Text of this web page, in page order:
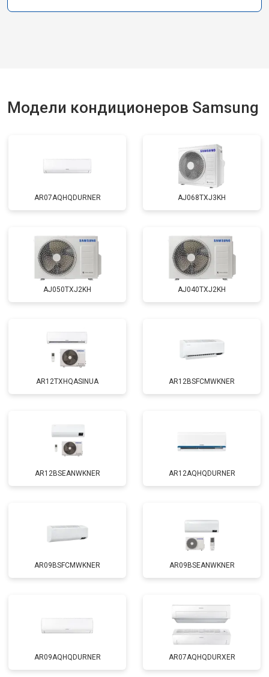
Модели кондиционеров Samsung
AR07AQHQDURNER AJ068TXJ3KH
AJ050TXJ2KH AJ040TXJ2KH
AR12TXHQASINUA AR12BSFCMWKNER
AR12BSEANWKNER AR12AQHQDURNER
AR09BSFCMWKNER AR09BSEANWKNER
AR09AQHQDURNER AR07AQHQDURXER